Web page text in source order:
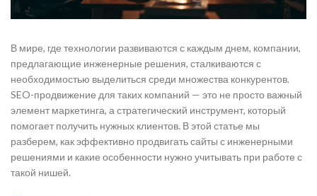
В мире, где технологии развиваются с каждым днем, компании,
предлагающие инженерные решения, сталкиваются с
необходимостью выделиться среди множества конкурентов.
SEO-продвижение для таких компаний — это не просто важный
элемент маркетинга, а стратегический инструмент, который
помогает получить нужных клиентов. В этой статье мы
разберем, как эффективно продвигать сайты с инженерными
решениями и какие особенности нужно учитывать при работе с
такой нишей.